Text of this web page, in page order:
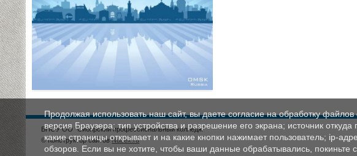
БПОУ ОО "Сибирский профессиональный колледж"
© Конструктор сайтовNubex.ru
Продолжая использовать наш сайт, вы даете согласие на обработку
версия Браузера; тип устройства и разрешение его экрана; источник
какие страницы открывает и на какие кнопки нажимает пользователь; ip-
обзоров. Если вы не хотите, чтобы ваши данные обрабатывались, покиньте